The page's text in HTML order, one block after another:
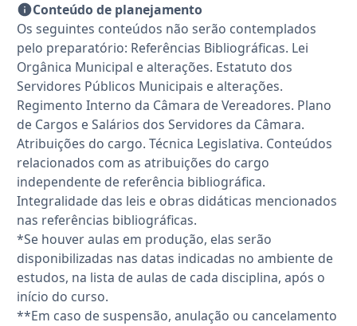
Conteúdo de planejamento
Os seguintes conteúdos não serão contemplados
pelo preparatório: Referências Bibliográficas. Lei
Orgânica Municipal e alterações. Estatuto dos
Servidores Públicos Municipais e alterações.
Regimento Interno da Câmara de Vereadores. Plano
de Cargos e Salários dos Servidores da Câmara.
Atribuições do cargo. Técnica Legislativa. Conteúdos
relacionados com as atribuições do cargo
independente de referência bibliográfica.
Integralidade das leis e obras didáticas mencionados
nas referências bibliográficas.
*Se houver aulas em produção, elas serão
disponibilizadas nas datas indicadas no ambiente de
estudos, na lista de aulas de cada disciplina, após o
início do curso.
**Em caso de suspensão, anulação ou cancelamento